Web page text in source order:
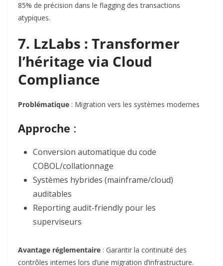
85% de précision dans le flagging des transactions
atypiques.
7. LzLabs : Transformer
l’héritage via Cloud
Compliance
Problématique : Migration vers les systèmes modernes
Approche :
Conversion automatique du code
COBOL/collationnage
Systèmes hybrides (mainframe/cloud)
auditables
Reportingaudit-friendly pour les
superviseurs
Avantage réglementaire : Garantir la continuité des
contrôles internes lors d’une migration d’infrastructure.